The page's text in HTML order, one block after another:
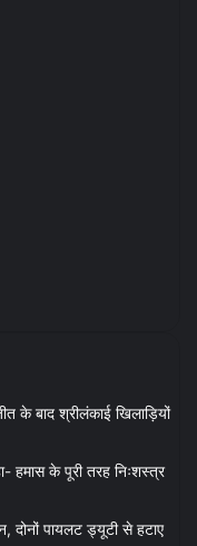
के बाद श्रीलंकाई खिलाड़ियों
हमास के पूरी तरह निःशस्त्र
दोनों पायलट ड्यूटी से हटाए